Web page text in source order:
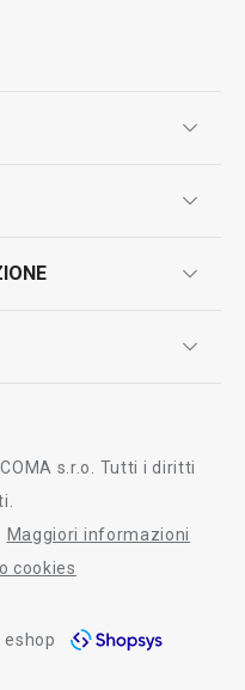
s.r.o. Tutti i diritti
Maggiori informazioni
cookies